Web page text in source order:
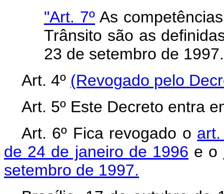
"Art. 7º As
Trânsito são as
23 de setembro de
Art. 4º (Revogado pelo
Art. 5º Este Decreto entra
Art. 6º Fica revogado o
de 24 de janeiro de 1996 e o
setembro de 1997.